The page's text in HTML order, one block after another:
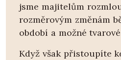
jsme majitelům
rozměrovým změnám
období a možné
Když však přistoupíte